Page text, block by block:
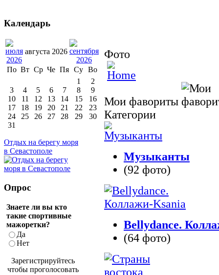
Фото
Мои фавориты
Категории
Музыканты
(92 фото)
Bellydance.
(64 фото)
Календарь
августа 2026
По Вт Ср Че Пя Су Во
1
2
3
4 5 6 7 8
9
10
11 12 13 14 15
16
17
18 19 20 21 22
23
24
25 26 27 28 29
30
31
Отдых на берегу моря
в Севастополе
Опрос
Знаете ли вы кто
такие спортивные
мажоретки?
Да
Нет
Зарегистрируйтесь
чтобы проголосовать